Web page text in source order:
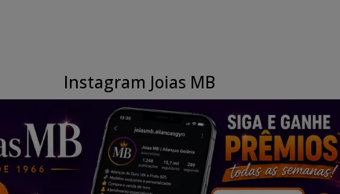
Instagram Joias MB